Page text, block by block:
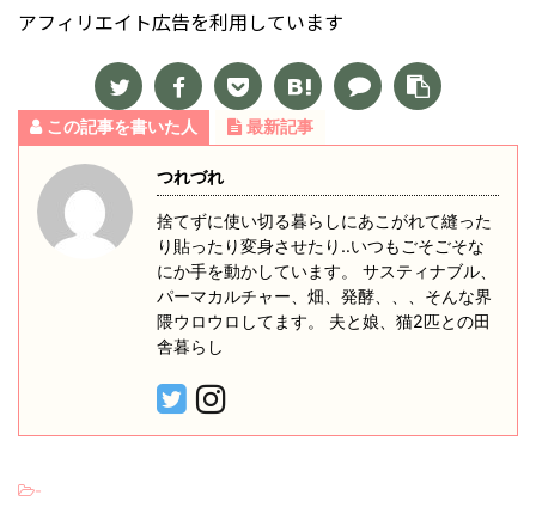
アフィリエイト広告を利用しています
この記事を書いた人 最新記事
つれづれ
捨てずに使い切る暮らしにあこがれて縫った
り貼ったり変身させたり‥いつもごそごそな
にか手を動かしています。 サスティナブル、
パーマカルチャー、畑、発酵、、、そんな界
隈ウロウロしてます。 夫と娘、猫2匹との田
舎暮らし
-